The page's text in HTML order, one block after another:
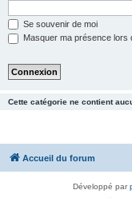
Se souvenir de moi
Masquer ma présence lors
Cette catégorie ne contient
Accueil du forum
Développé par